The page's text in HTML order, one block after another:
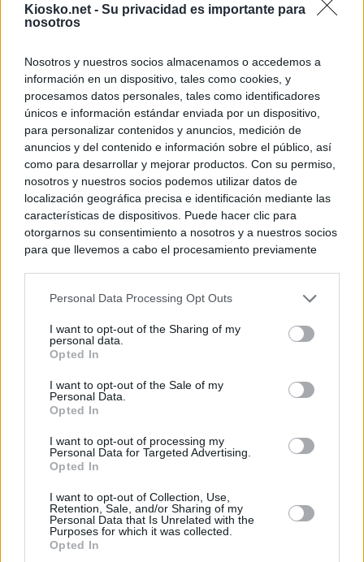
Kiosko.net - Su privacidad es importante para
nosotros
Nosotros y nuestros socios almacenamos o accedemos a
información en un dispositivo, tales como cookies, y
procesamos datos personales, tales como identificadores
únicos e información estándar enviada por un dispositivo,
para personalizar contenidos y anuncios, medición de
anuncios y del contenido e información sobre el público, así
como para desarrollar y mejorar productos. Con su permiso,
nosotros y nuestros socios podemos utilizar datos de
localización geográfica precisa e identificación mediante las
características de dispositivos. Puede hacer clic para
otorgarnos su consentimiento a nosotros y a nuestros socios
para que llevemos a cabo el procesamiento previamente
negar su consentimiento. Tenga en cuenta que algún
de su consentimiento, pero usted tiene el derecho de
rechazar tal procesamiento. Sus preferencias se aplicarán
cualquier momento entrando de nuevo en este sitio web o
visitando nuestra política de privacidad.
Personal Data Processing Opt Outs
I want to opt-out of the Sharing of my
personal data.
Opted In
I want to opt-out of the Sale of my
Personal Data.
Opted In
I want to opt-out of processing my
Personal Data for Targeted Advertising.
Opted In
I want to opt-out of Collection, Use,
Retention, Sale, and/or Sharing of my
Personal Data that Is Unrelated with the
Purposes for which it was collected.
Opted In